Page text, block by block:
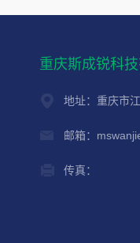
重庆斯成锐科技
地址：重庆市
邮箱：
传真：